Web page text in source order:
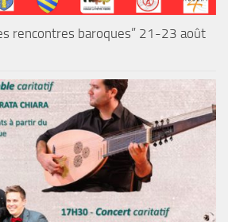
rencontres baroques” 21-23 août